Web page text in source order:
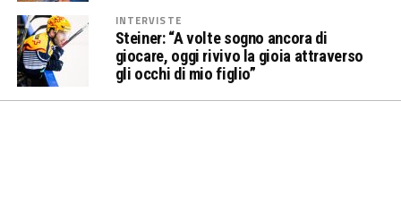
INTERVISTE
Steiner: “A volte sogno ancora di
giocare, oggi rivivo la gioia attraverso
gli occhi di mio figlio”